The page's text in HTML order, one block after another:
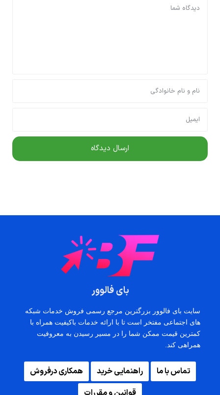
بای فالوور
سایت بای فالوور بزرگترین مرجع رسمی فروش خدمات شبکه
های اجتماعی مفتخر است تا با ارائه خدمات باکیفیت همراه با
کمترین قیمت ممکن شما را در مسیر رسیدن به معروفیت
همراهی کند.
تماس با ما راهنمایی خرید
همکاری درفروش